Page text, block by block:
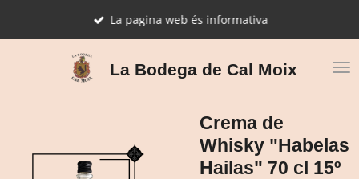
La Bodega de Cal Moix
La pagina web és informativa
Crema de
Whisky "Habelas
Hailas" 70 cl 15º